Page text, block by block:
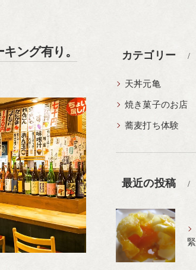
ング有り。 カテゴリー
天丼元亀
焼き菓子のお店
蕎麦打ち体験
最近の投稿